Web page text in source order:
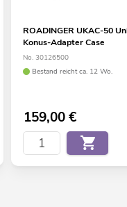
ROADINGER UKAC-50
Konus-Adapter Case
No. 30126500
Bestand reicht ca. 12 Wo.
159,00€